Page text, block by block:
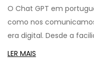
O Chat GPT em
como nos
era digital. Desde a
locais até a
LER MAIS